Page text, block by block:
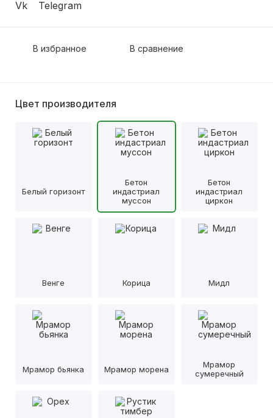
В избранное В сравнение
Цвет производителя
Белый горизонт
Бетон
индастриал
муссон
Бетон
индастриал
циркон
Венге Корица Мидл
Мрамор бьянка Мрамор морена
Мрамор
сумеречный